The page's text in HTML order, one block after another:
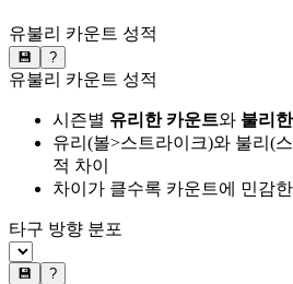
유불리 카운트 성적
💾 ?
유불리 카운트 성적
시즌별 유리한 카운트와 불리
유리(볼>스트라이크)와 불리(
적 차이
차이가 클수록 카운트에 민감
타구 방향 분포
💾 ?